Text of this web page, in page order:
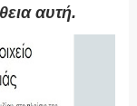
αυτή.